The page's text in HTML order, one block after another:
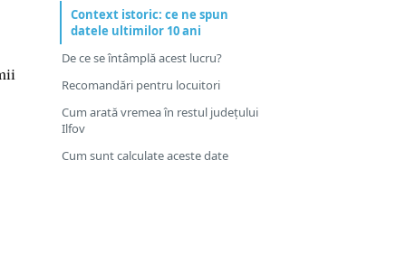
Context istoric: ce ne spun
datele ultimilor 10 ani
De ce se întâmplă acest lucru?
Recomandări pentru locuitori
Cum arată vremea în restul județului
Ilfov
Cum sunt calculate aceste date